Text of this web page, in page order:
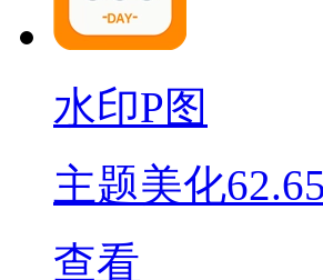
水印P图
主题美化
查看